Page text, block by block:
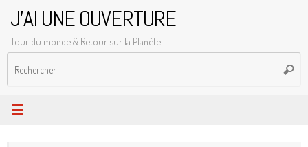
contenu
J'AI UNE OUVERTURE
Tour du monde & Retour sur la Planète